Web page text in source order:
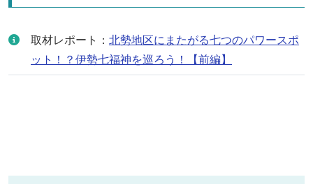
取材レポート： 北勢地区にまたがる七つのパワースポ
ット！？伊勢七福神を巡ろう！【前編】